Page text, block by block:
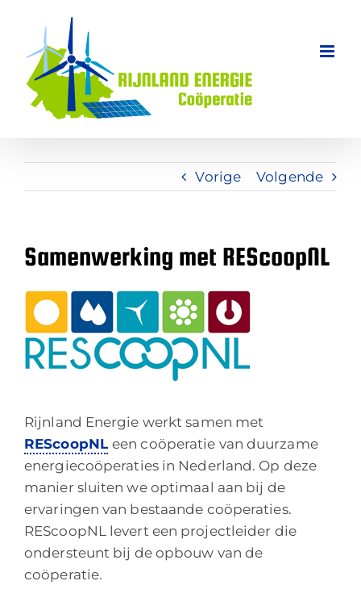
inhoud
Vorige Volgende
Samenwerking met REScoopNL
Rijnland Energie werkt samen met
REScoopNL een coöperatie van duurzame
energiecoöperaties in Nederland. Op deze
manier sluiten we optimaal aan bij de
ervaringen van bestaande coöperaties.
REScoopNL levert een projectleider die
ondersteunt bij de opbouw van de
coöperatie.